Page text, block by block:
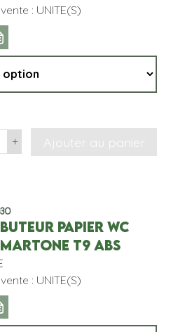
: UNITE(S)
+ Ajouter au panier
PAPIER WC
T9 ABS
: UNITE(S)